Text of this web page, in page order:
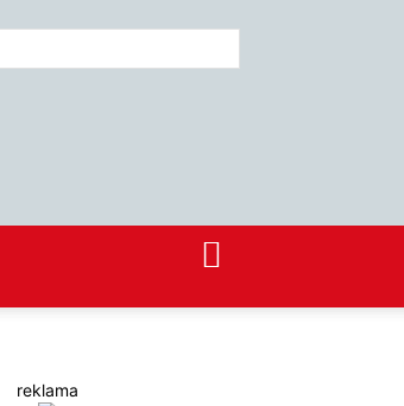
reklama